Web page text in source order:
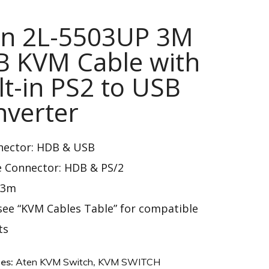
2L-5503UP 3M
KVM Cable with
in PS2 to USB
HDB & USB
Connector: HDB & PS/2
“KVM Cables Table”for compatible
Aten KVM Switch, KVM SWITCH